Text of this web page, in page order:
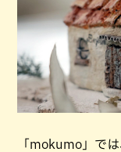
「mokumo」で